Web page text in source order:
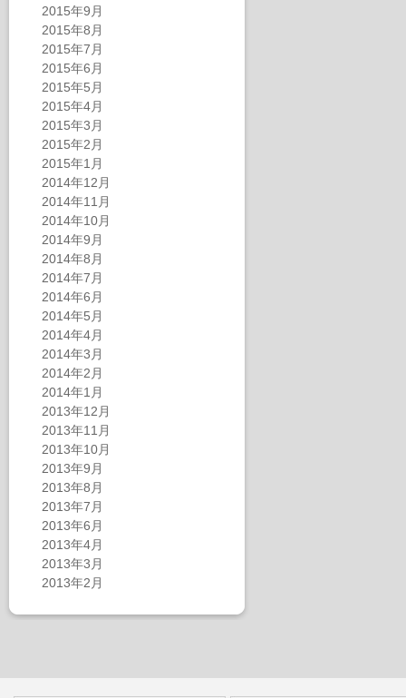
2015年9月
2015年8月
2015年7月
2015年6月
2015年5月
2015年4月
2015年3月
2015年2月
2015年1月
2014年12月
2014年11月
2014年10月
2014年9月
2014年8月
2014年7月
2014年6月
2014年5月
2014年4月
2014年3月
2014年2月
2014年1月
2013年12月
2013年11月
2013年10月
2013年9月
2013年8月
2013年7月
2013年6月
2013年4月
2013年3月
2013年2月